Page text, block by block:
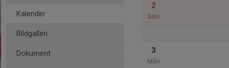
Kalender
Bildgalleri
Dokument
2
Sön
3
Mån